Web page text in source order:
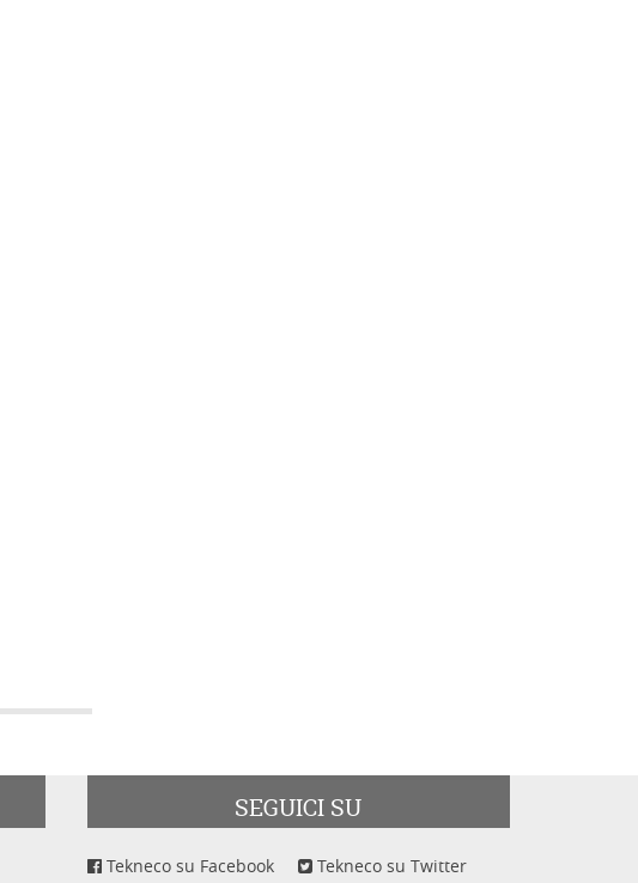
SEGUICI SU
Tekneco su Facebook Tekneco su Twitter